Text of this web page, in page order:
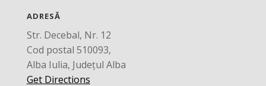
ADRESĂ
Str. Decebal, Nr. 12
Cod postal 510093,
Alba Iulia, Județul Alba
Get Directions